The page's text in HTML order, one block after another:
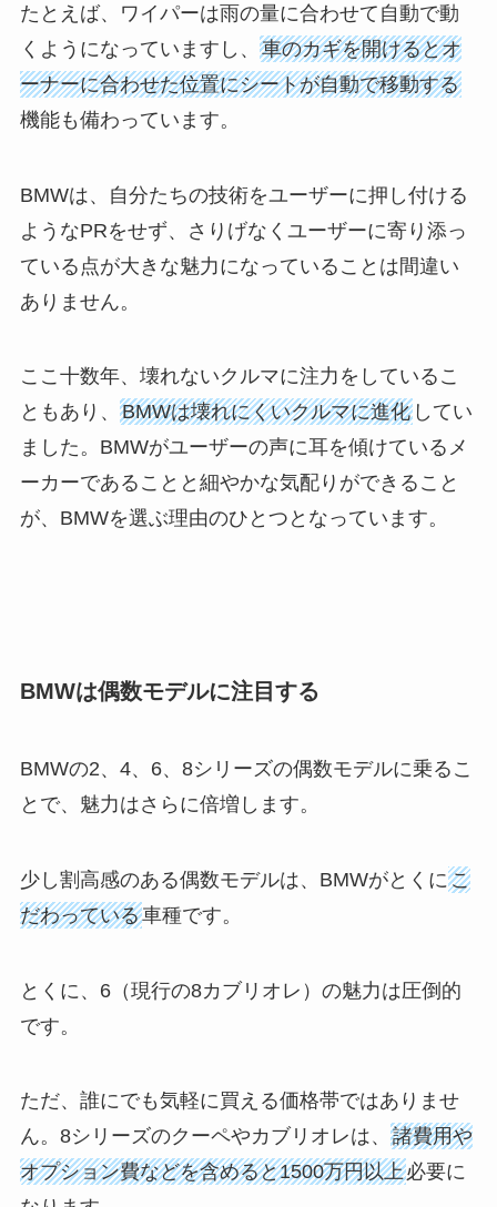
たとえば、ワイパーは雨の量に合わせて自動で動
くようになっていますし、 車のカギを開けるとオ
ーナーに合わせた位置にシートが自動で移動する
機能も備わっています。
BMWは、自分たちの技術をユーザーに押し付ける
ようなPRをせず、さりげなくユーザーに寄り添っ
ている点が大きな魅力になっていることは間違い
ありません。
ここ十数年、壊れないクルマに注力をしているこ
ともあり、 BMWは壊れにくいクルマに進化してい
ました。BMWがユーザーの声に耳を傾けているメ
ーカーであることと細やかな気配りができること
が、BMWを選ぶ理由のひとつとなっています。
BMWは偶数モデルに注目する
BMWの2、4、6、8シリーズの偶数モデルに乗るこ
とで、魅力はさらに倍増します。
少し割高感のある偶数モデルは、BMWがとくにこ
だわっている車種です。
とくに、6（現行の8カブリオレ）の魅力は圧倒的
です。
ただ、誰にでも気軽に買える価格帯ではありませ
ん。8シリーズのクーペやカブリオレは、 諸費用や
オプション費などを含めると1500万円以上必要に